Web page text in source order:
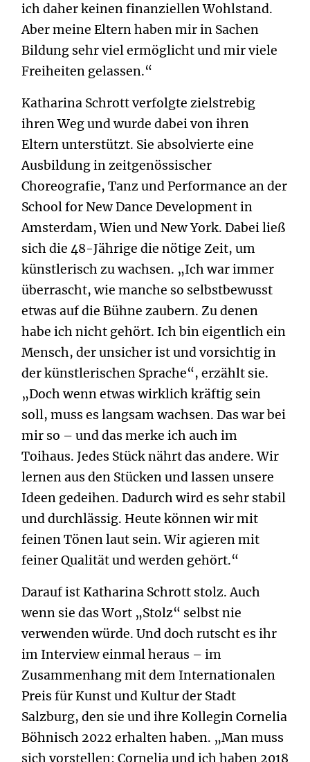
ich daher keinen finanziellen Wohlstand.
Aber meine Eltern haben mir in Sachen
Bildung sehr viel ermöglicht und mir viele
Freiheiten gelassen.“
Katharina Schrott verfolgte zielstrebig
ihren Weg und wurde dabei von ihren
Eltern unterstützt. Sie absolvierte eine
Ausbildung in zeitgenössischer
Choreografie, Tanz und Performance an der
School for New Dance Development in
Amsterdam, Wien und New York. Dabei ließ
sich die 48-Jährige die nötige Zeit, um
künstlerisch zu wachsen. „Ich war immer
überrascht, wie manche so selbstbewusst
etwas auf die Bühne zaubern. Zu denen
habe ich nicht gehört. Ich bin eigentlich ein
Mensch, der unsicher ist und vorsichtig in
der künstlerischen Sprache“, erzählt sie.
„Doch wenn etwas wirklich kräftig sein
soll, muss es langsam wachsen. Das war bei
mir so – und das merke ich auch im
Toihaus. Jedes Stück nährt das andere. Wir
lernen aus den Stücken und lassen unsere
Ideen gedeihen. Dadurch wird es sehr stabil
und durchlässig. Heute können wir mit
feinen Tönen laut sein. Wir agieren mit
feiner Qualität und werden gehört.“
Darauf ist Katharina Schrott stolz. Auch
wenn sie das Wort „Stolz“ selbst nie
verwenden würde. Und doch rutscht es ihr
im Interview einmal heraus – im
Zusammenhang mit dem Internationalen
Preis für Kunst und Kultur der Stadt
Salzburg, den sie und ihre Kollegin Cornelia
Böhnisch 2022 erhalten haben. „Man muss
sich vorstellen: Cornelia und ich haben 2018